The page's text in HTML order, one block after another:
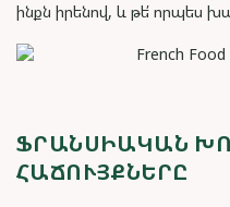
ինքն իրենով, և թե՛ որպես
ՖՐԱՆՍԻԱԿԱՆ
ՀԱՃՈՒՅՔՆԵՐԸ